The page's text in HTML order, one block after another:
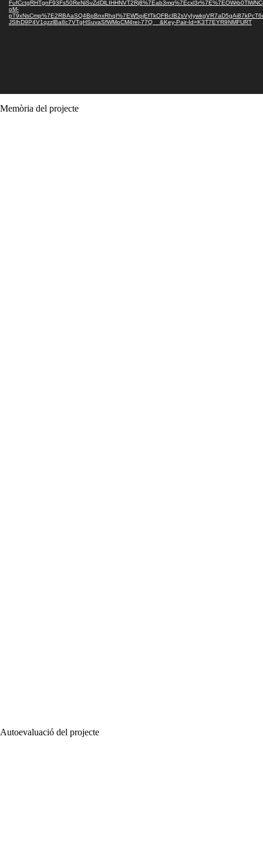
oM-
JSlhD9P4V1qzzlBa8c7VTgHSuvaSfWMoCM4rei-77Q__&Key-Pair-Id=K3T7EYR9NMFURT
Memòria del projecte
Autoevaluació del projecte